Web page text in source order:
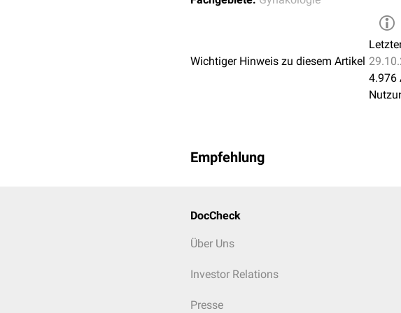
Wichtiger Hinweis zu diesem Artikel
4.976
Empfehlung
DocCheck
Über Uns
Investor Relations
Presse